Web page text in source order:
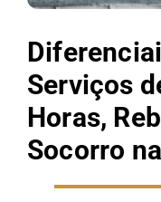
Serviços
Horas,
Socorro